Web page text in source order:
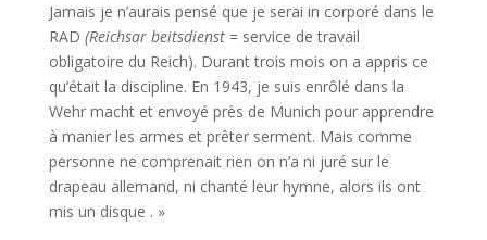
Jamais je n’aurais pensé que je serai in­ corporé dans le
RAD (Reichsar­ beitsdienst = service de travail
obligatoire du Reich). Durant trois mois on a appris ce
qu’était la discipline. En 1943, je suis enrôlé dans la
Wehr­ macht et envoyé près de Munich pour apprendre
à manier les armes et prêter serment. Mais comme
personne ne compre­nait rien on n’a ni juré sur le
drapeau allemand, ni chanté leur hymne, alors ils ont
mis un disque . »